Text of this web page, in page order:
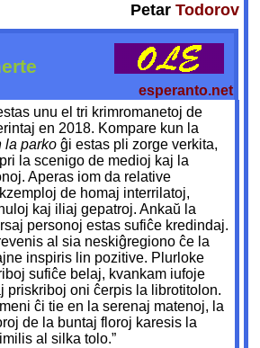
Petar Todorov
esperanto.net
unu el tri krimromanetoj de
en 2018. Kompare kun la
la parko ĝi estas pli zorge verkita,
la scenigo de medioj kaj la
Aperas iom da relative
de homaj interrilatoj,
kaj iliaj gepatroj. Ankaŭ la
personoj estas sufiĉe kredindaj.
al sia neskiĝregiono ĉe la
inspiris lin pozitive. Plurloke
sufiĉe belaj, kvankam iufoje
priskriboj oni ĉerpis la librotitolon.
ĉi tie en la serenaj matenoj, la
de la buntaj floroj karesis la
al silka tolo.”